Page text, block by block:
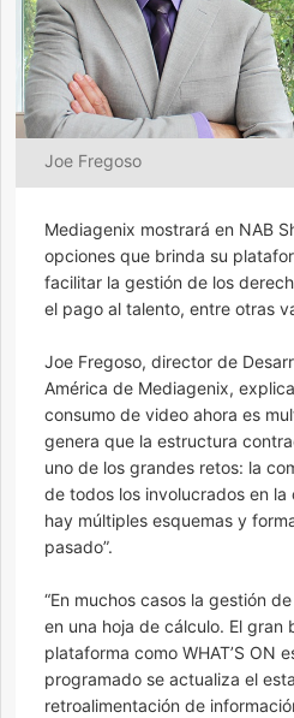
Joe Fregoso
Mediagenix mostrará en NAB
opciones que brinda su
facilitar la gestión de los
el pago al talento, entre otras
Joe Fregoso, director de
América de Mediagenix,
consumo de video ahora es
genera que la estructura
uno de los grandes retos: la
de todos los involucrados en
hay múltiples esquemas y
pasado”.
“En muchos casos la gestión
en una hoja de cálculo. El gran
plataforma como WHAT’S ON
programado se actualiza el
retroalimentación de